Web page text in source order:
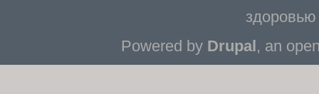
Powered by Drupal, an